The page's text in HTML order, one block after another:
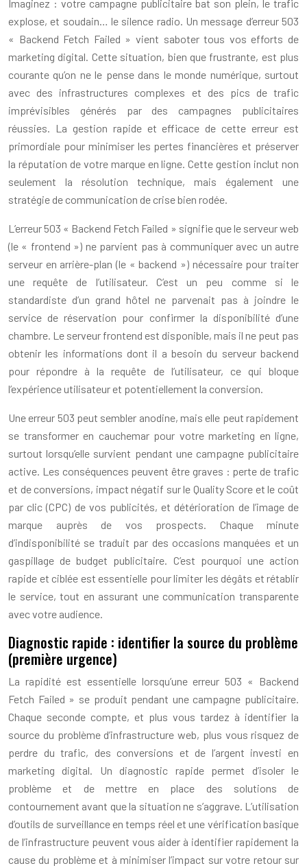
Imaginez : votre campagne publicitaire bat son plein, le trafic
explose, et soudain… le silence radio. Un message d’erreur 503
« Backend Fetch Failed » vient saboter tous vos efforts de
marketing digital. Cette situation, bien que frustrante, est plus
courante qu’on ne le pense dans le monde numérique, surtout
avec des infrastructures complexes et des pics de trafic
imprévisibles générés par des campagnes publicitaires
réussies. La gestion rapide et efficace de cette erreur est
primordiale pour minimiser les pertes financières et préserver
la réputation de votre marque en ligne. Cette gestion inclut non
seulement la résolution technique, mais également une
stratégie de communication de crise bien rodée.
L’erreur 503 « Backend Fetch Failed » signifie que le serveur web
(le « frontend ») ne parvient pas à communiquer avec un autre
serveur en arrière-plan (le « backend ») nécessaire pour traiter
une requête de l’utilisateur. C’est un peu comme si le
standardiste d’un grand hôtel ne parvenait pas à joindre le
service de réservation pour confirmer la disponibilité d’une
chambre. Le serveur frontend est disponible, mais il ne peut pas
obtenir les informations dont il a besoin du serveur backend
pour répondre à la requête de l’utilisateur, ce qui bloque
l’expérience utilisateur et potentiellement la conversion.
Une erreur 503 peut sembler anodine, mais elle peut rapidement
se transformer en cauchemar pour votre marketing en ligne,
surtout lorsqu’elle survient pendant une campagne publicitaire
active. Les conséquences peuvent être graves : perte de trafic
et de conversions, impact négatif sur le Quality Score et le coût
par clic (CPC) de vos publicités, et détérioration de l’image de
marque auprès de vos prospects. Chaque minute
d’indisponibilité se traduit par des occasions manquées et un
gaspillage de budget publicitaire. C’est pourquoi une action
rapide et ciblée est essentielle pour limiter les dégâts et rétablir
le service, tout en assurant une communication transparente
avec votre audience.
Diagnostic rapide : identifier la source du problème
(première urgence)
La rapidité est essentielle lorsqu’une erreur 503 « Backend
Fetch Failed » se produit pendant une campagne publicitaire.
Chaque seconde compte, et plus vous tardez à identifier la
source du problème d’infrastructure web, plus vous risquez de
perdre du trafic, des conversions et de l’argent investi en
marketing digital. Un diagnostic rapide permet d’isoler le
problème et de mettre en place des solutions de
contournement avant que la situation ne s’aggrave. L’utilisation
d’outils de surveillance en temps réel et une vérification basique
de l’infrastructure peuvent vous aider à identifier rapidement la
cause du problème et à minimiser l’impact sur votre retour sur